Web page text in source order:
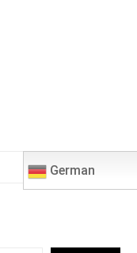
German